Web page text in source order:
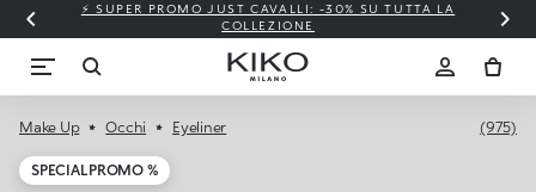
⚡ SUPER PROMO JUST CAVALLI: -30% SU TUTTA LA
COLLEZIONE
Make Up Occhi Eyeliner (975)
SPECIAL PROMO %